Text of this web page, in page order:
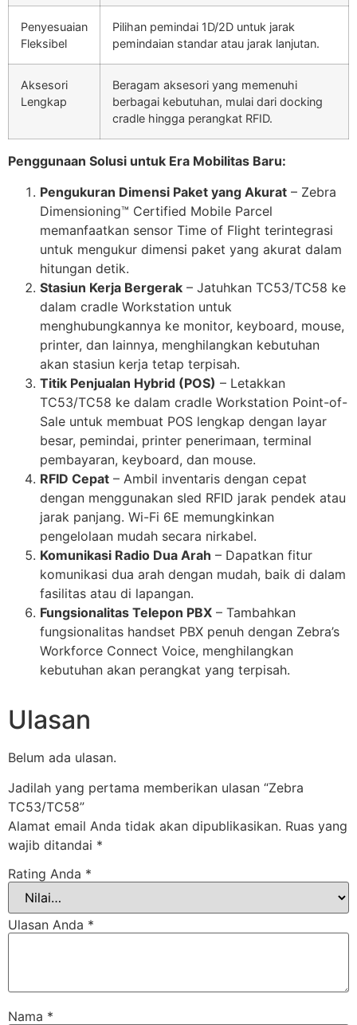
Penyesuaian
Fleksibel
Pilihan pemindai 1D/2D untuk jarak
pemindaian standar atau jarak lanjutan.
Aksesori
Lengkap
Beragam aksesori yang memenuhi
berbagai kebutuhan, mulai dari docking
cradle hingga perangkat RFID.
Penggunaan Solusi untuk Era Mobilitas Baru:
Pengukuran Dimensi Paket yang Akurat – Zebra
Dimensioning™ Certified Mobile Parcel
memanfaatkan sensor Time of Flight terintegrasi
untuk mengukur dimensi paket yang akurat dalam
hitungan detik.
Stasiun Kerja Bergerak – Jatuhkan TC53/TC58 ke
dalam cradle Workstation untuk
menghubungkannya ke monitor, keyboard, mouse,
printer, dan lainnya, menghilangkan kebutuhan
akan stasiun kerja tetap terpisah.
Titik Penjualan Hybrid (POS) – Letakkan
TC53/TC58 ke dalam cradle Workstation Point-of-
Sale untuk membuat POS lengkap dengan layar
besar, pemindai, printer penerimaan, terminal
pembayaran, keyboard, dan mouse.
RFID Cepat – Ambil inventaris dengan cepat
dengan menggunakan sled RFID jarak pendek atau
jarak panjang. Wi-Fi 6E memungkinkan
pengelolaan mudah secara nirkabel.
Komunikasi Radio Dua Arah – Dapatkan fitur
komunikasi dua arah dengan mudah, baik di dalam
fasilitas atau di lapangan.
Fungsionalitas Telepon PBX – Tambahkan
fungsionalitas handset PBX penuh dengan Zebra’s
Workforce Connect Voice, menghilangkan
kebutuhan akan perangkat yang terpisah.
Ulasan
Belum ada ulasan.
Jadilah yang pertama memberikan ulasan “Zebra
TC53/TC58”
Alamat email Anda tidak akan dipublikasikan. Ruas yang
wajib ditandai *
Rating Anda *
Ulasan Anda *
Nama *